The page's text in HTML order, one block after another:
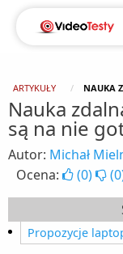
ARTYKUŁY NAUKA
Nauka
są na nie
Autor: Michał
Ocena:
(0) (0
Propozycje